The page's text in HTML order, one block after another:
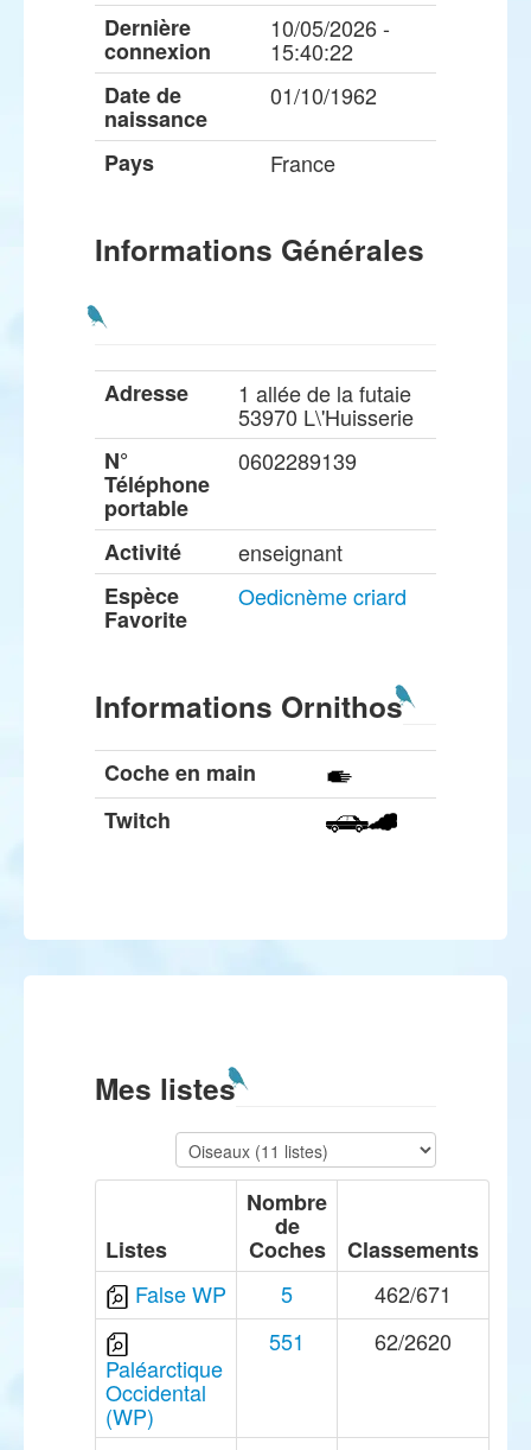
Dernière
connexion
10/05/2026 -
15:40:22
Date de
naissance
01/10/1962
Pays France
Informations Générales
Adresse 1 allée de la futaie
53970 L\'Huisserie
N°
Téléphone
portable
0602289139
Activité
enseignant
Espèce
Favorite
Oedicnème criard
Informations Ornithos
Coche en main
Twitch
Mes listes
Listes
Nombre
de
Coches
Classements
False WP
5 462/671
Paléarctique
Occidental
(WP)
551 62/2620